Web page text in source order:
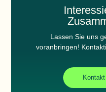
Lassen Sie uns
voranbringen!